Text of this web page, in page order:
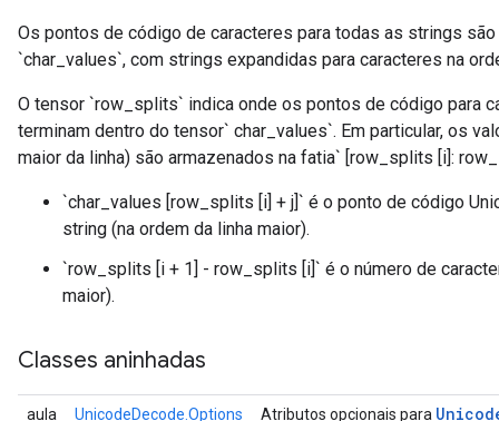
Os pontos de código de caracteres para todas as strings
`char_values`, com strings expandidas para caracteres na
O tensor `row_splits` indica onde os pontos de código para
terminam dentro do tensor` char_values`. Em particular, os
maior da linha) são armazenados na fatia` [row_splits [i]:
`char_values ​​[row_splits [i] + j]` é o ponto de código
string (na ordem da linha maior).
`row_splits [i + 1] - row_splits [i]` é o número de
maior).
Classes aninhadas
aula UnicodeDecode.Options Atributos opcionais para